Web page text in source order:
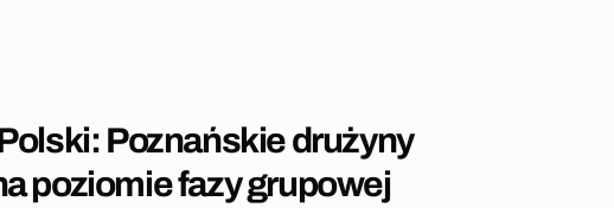
Poznańskie drużyny
poziomie fazy grupowej